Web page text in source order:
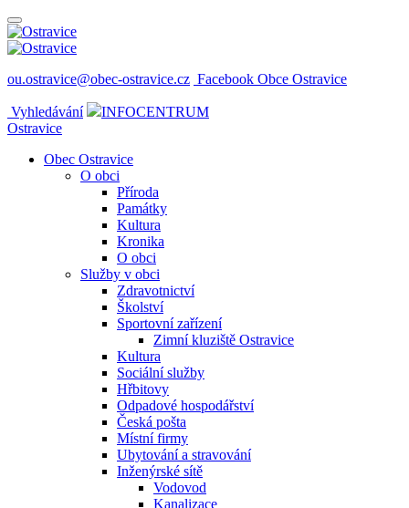
ou.ostravice@obec-ostravice.cz Facebook Obce Ostravice
Vyhledávání
INFOCENTRUM
Ostravice
Obec Ostravice
O obci
Příroda
Památky
Kultura
Kronika
O obci
Služby v obci
Zdravotnictví
Školství
Sportovní zařízení
Zimní kluziště Ostravice
Kultura
Sociální služby
Hřbitovy
Odpadové hospodářství
Česká pošta
Místní firmy
Ubytování a stravování
Inženýrské sítě
Vodovod
Kanalizace